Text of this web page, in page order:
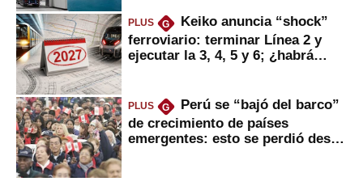
PLUS G
Keiko anuncia “shock”
ferroviario: terminar Línea 2 y
ejecutar la 3, 4, 5 y 6; ¿habrá
PLUS G
Perú se “bajó del barco”
de crecimiento de países
emergentes: esto se perdió desde